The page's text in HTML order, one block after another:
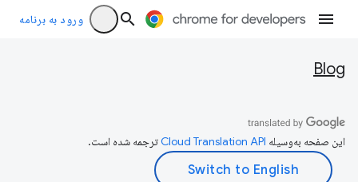
ورود به برنامه
Blog
این صفحه به‌وسیله ترجمه شده است.